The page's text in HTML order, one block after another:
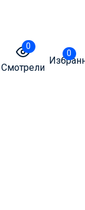
0
Смотрели
0